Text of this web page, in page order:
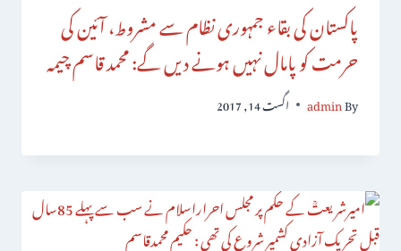
پاکستان کی بقاء جمہوری نظام سے مشروط، آئین کی
حرمت کو پامال نہیں ہونے دیں گے: محمد قاسم چیمہ
By
admin اگست 14, 2017